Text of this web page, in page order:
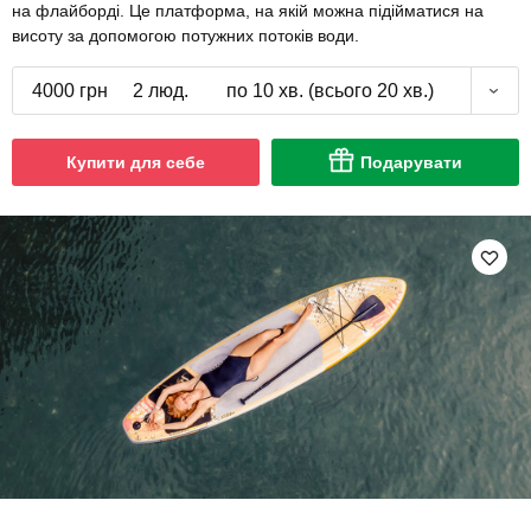
на флайборді. Це платформа, на якій можна підійматися на
висоту за допомогою потужних потоків води.
4000 грн 2 люд. по 10 хв. (всього 20 хв.)
Купити для себе Подарувати